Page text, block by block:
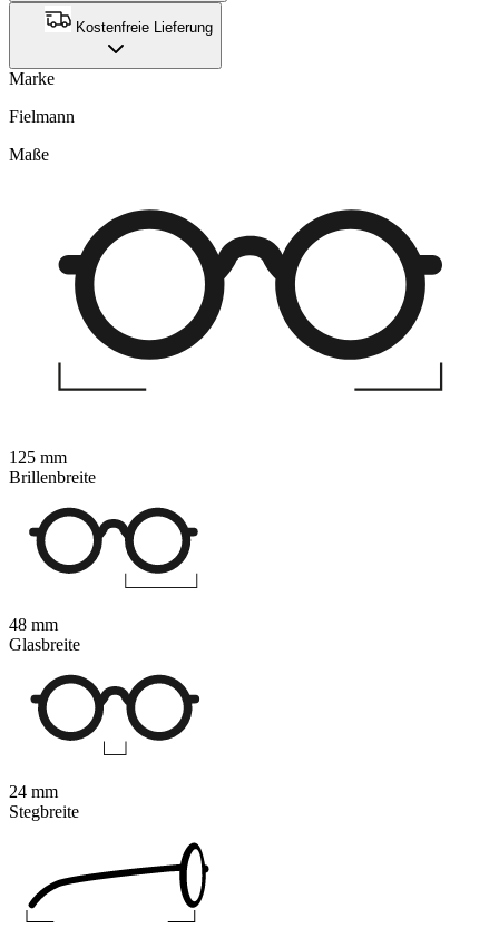
Kostenfreie Lieferung
Marke
Fielmann
Maße
125 mm
Brillenbreite
48 mm
Glasbreite
24 mm
Stegbreite